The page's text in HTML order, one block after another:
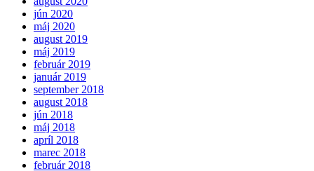
jún 2020
máj 2020
august 2019
máj 2019
február 2019
január 2019
september 2018
august 2018
jún 2018
máj 2018
apríl 2018
marec 2018
február 2018